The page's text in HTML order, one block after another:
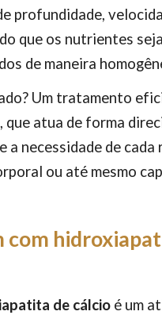
profundidade,
que os nutrientes
de maneira
Um tratamento
que atua de forma
a necessidade de cada
ou até mesmo
com
de cálcio é um